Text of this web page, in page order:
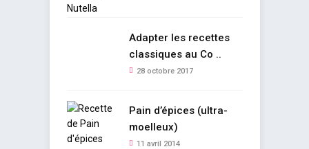
Adapter les recettes
classiques au Co ..
28 octobre 2017
Pain d’épices (ultra-
moelleux)
11 avril 2014